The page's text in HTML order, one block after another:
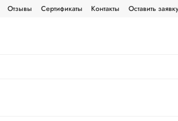
Отзывы Сертификаты Контакты Оставить